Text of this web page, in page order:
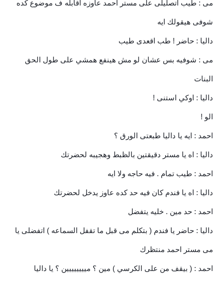
مى : طيب اتصليلى على مستر احمد عاوزه اقابله ف موضوع كده
شوفى هيقولك ايه
داليا : حاضر ! طب اقعدى طيب
مى : شوفيه بس عشان لو مش هينفع همشي على طول الحق
البنات
داليا : اوكي استنى !
الو !
احمد : ايه يا داليا طبعتى الورق ؟
داليا : اه يا مستر دقيقتين بالظبط وهجيبه لحضرتك
احمد : طيب تمام . فيه حاجه ولا ايه
داليا : اه يا فندم كان فيه حد كده عاوز يدخل لحضرتك
احمد : حد مين . خليه يتفضل
داليا : حاضر يا فندم ( بتكلم مى قبل ما تقفل السماعه ) اتفضلى يا
مى مستر احمد منتظرك
احمد : ( بيقف من على الكرسي ) مين ؟ ميييييييين ؟ يا داليا